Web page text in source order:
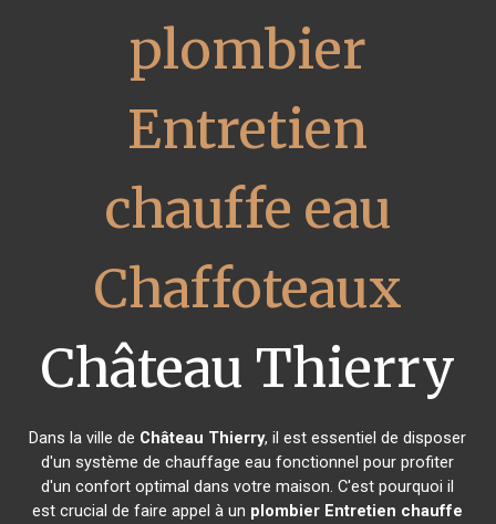
plombier
Entretien
chauffe eau
Chaffoteaux
Château Thierry
Dans la ville de Château Thierry, il est essentiel de disposer
d'un système de chauffage eau fonctionnel pour profiter
d'un confort optimal dans votre maison. C'est pourquoi il
est crucial de faire appel à un plombier Entretien chauffe